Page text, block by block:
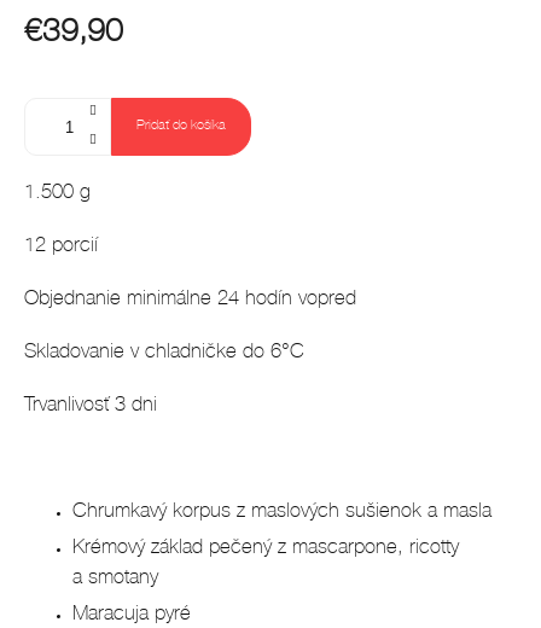
€39,90
Pridať do košíka
1.500 g
12 porcií
Objednanie minimálne 24 hodín vopred
Skladovanie v chladničke do 6°C
Trvanlivosť 3 dni
Chrumkavý korpus z maslových sušienok a masla
Krémový základ pečený z mascarpone, ricotty
a smotany
Maracuja pyré